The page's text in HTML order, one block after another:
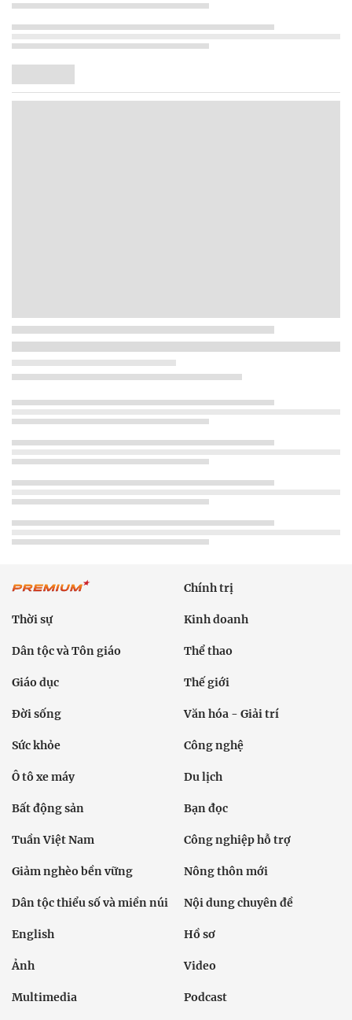
Chính trị
Thời sự Kinh doanh
Dân tộc và Tôn giáo Thể thao
Giáo dục Thế giới
Đời sống Văn hóa - Giải trí
Sức khỏe Công nghệ
Ô tô xe máy Du lịch
Bất động sản Bạn đọc
Tuần Việt Nam Công nghiệp hỗ trợ
Giảm nghèo bền vững Nông thôn mới
Dân tộc thiểu số và miền núi Nội dung chuyên đề
English Hồ sơ
Ảnh Video
Multimedia Podcast